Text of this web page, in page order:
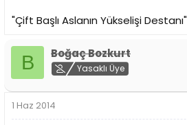
"Çift Başlı Aslanın Yükselişi Destanı"
B Boğaç Bozkurt
Yasaklı Üye
1 Haz 2014